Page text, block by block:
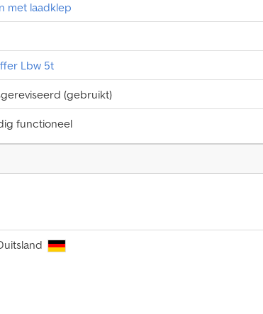
met laadklep
Lbw 5t
(gebruikt)
functioneel